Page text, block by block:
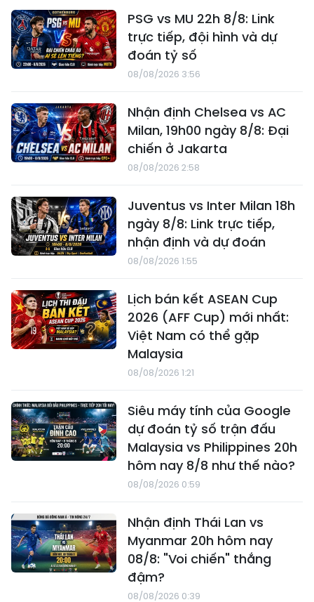
PSG vs MU 22h 8/8: Link
trực tiếp, đội hình và dự
đoán tỷ số
08/08/2026 3:56
Nhận định Chelsea vs AC
Milan, 19h00 ngày 8/8: Đại
chiến ở Jakarta
08/08/2026 2:58
Juventus vs Inter Milan 18h
ngày 8/8: Link trực tiếp,
nhận định và dự đoán
08/08/2026 1:55
Lịch bán kết ASEAN Cup
2026 (AFF Cup) mới nhất:
Việt Nam có thể gặp
Malaysia
08/08/2026 1:21
Siêu máy tính của Google
dự đoán tỷ số trận đấu
Malaysia vs Philippines 20h
hôm nay 8/8 như thế nào?
08/08/2026 0:59
Nhận định Thái Lan vs
Myanmar 20h hôm nay
08/8: "Voi chiến" thắng
đậm?
08/08/2026 0:39